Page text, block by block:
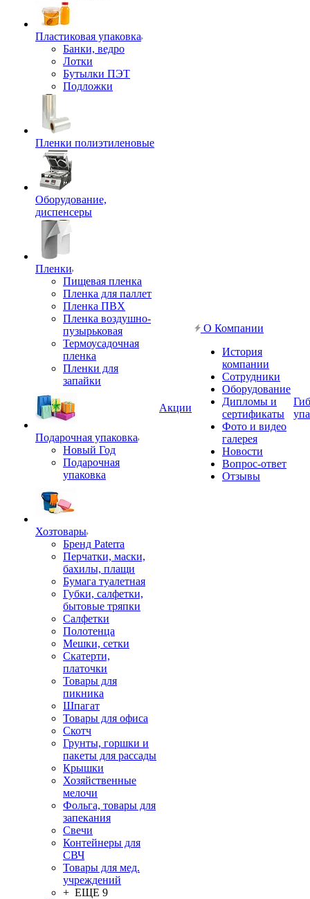
Пластиковая упаковка
Банки, ведро
Лотки
Бутылки ПЭТ
Подложки
Пленки полиэтиленовые
Оборудование,
диспенсеры
Пленки
Пищевая пленка
Пленка для паллет
Пленка ПВХ
Пленка воздушно-
пузырьковая
Термоусадочная
пленка
Пленки для
запайки
Подарочная упаковка
Новый Год
Подарочная
упаковка
Хозтовары
Бренд Paterra
Перчатки, маски,
бахилы, плащи
Бумага туалетная
Губки, салфетки,
бытовые тряпки
Салфетки
Полотенца
Мешки, сетки
Скатерти,
платочки
Товары для
пикника
Шпагат
Товары для офиса
Скотч
Грунты, горшки и
пакеты для рассады
Крышки
Хозяйственные
мелочи
Фольга, товары для
запекания
Свечи
Контейнеры для
СВЧ
Товары для мед.
учреждений
+ ЕЩЕ 9
Акции
О Компании
История
компании
Сотрудники
Оборудование
Дипломы и
сертификаты
Фото и видео
галерея
Новости
Вопрос-ответ
Отзывы